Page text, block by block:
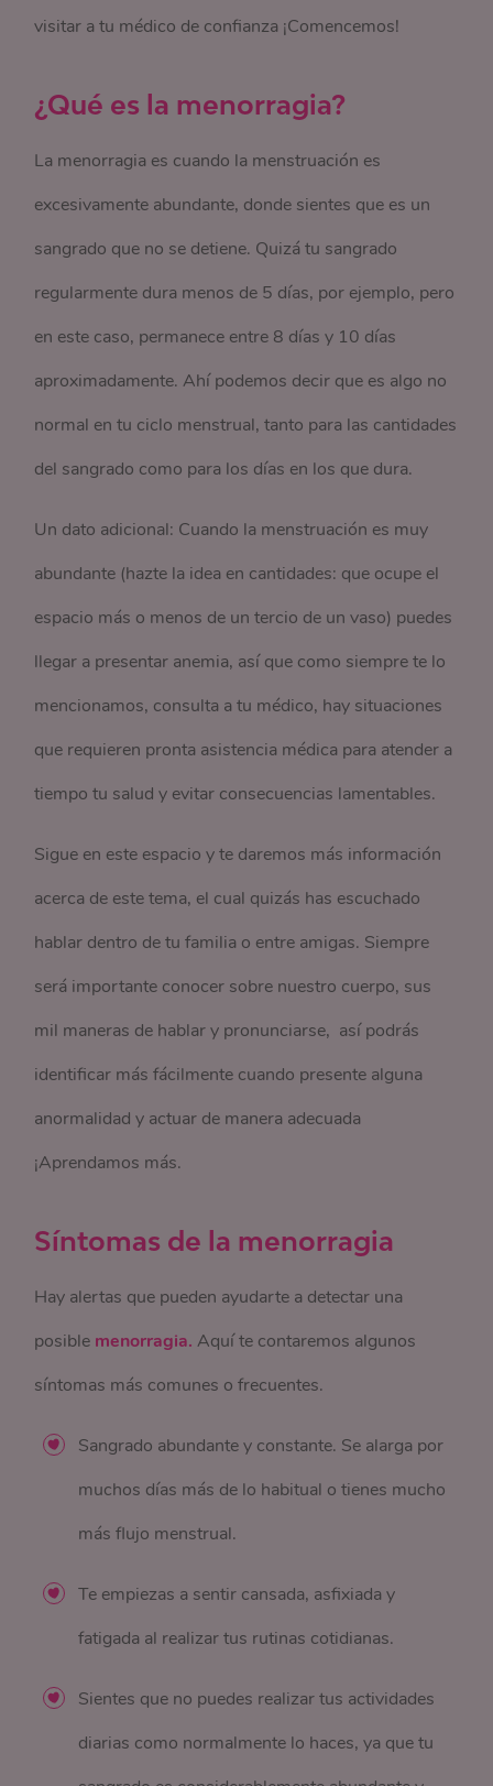
visitar a tu médico de confianza ¡Comencemos!
¿Qué es la menorragia?
La menorragia es cuando la menstruación es
excesivamente abundante, donde sientes que es un
sangrado que no se detiene. Quizá tu sangrado
regularmente dura menos de 5 días, por ejemplo, pero
en este caso, permanece entre 8 días y 10 días
aproximadamente. Ahí podemos decir que es algo no
normal en tu ciclo menstrual, tanto para las cantidades
del sangrado como para los días en los que dura.
Un dato adicional: Cuando la menstruación es muy
abundante (hazte la idea en cantidades: que ocupe el
espacio más o menos de un tercio de un vaso) puedes
llegar a presentar anemia, así que como siempre te lo
mencionamos, consulta a tu médico, hay situaciones
que requieren pronta asistencia médica para atender a
tiempo tu salud y evitar consecuencias lamentables.
Sigue en este espacio y te daremos más información
acerca de este tema, el cual quizás has escuchado
hablar dentro de tu familia o entre amigas. Siempre
será importante conocer sobre nuestro cuerpo, sus
mil maneras de hablar y pronunciarse, así podrás
identificar más fácilmente cuando presente alguna
anormalidad y actuar de manera adecuada
¡Aprendamos más.
Síntomas de la menorragia
Hay alertas que pueden ayudarte a detectar una
posible menorragia. Aquí te contaremos algunos
síntomas más comunes o frecuentes.
Sangrado abundante y constante. Se alarga por
muchos días más de lo habitual o tienes mucho
más flujo menstrual.
Te empiezas a sentir cansada, asfixiada y
fatigada al realizar tus rutinas cotidianas.
Sientes que no puedes realizar tus actividades
diarias como normalmente lo haces, ya que tu